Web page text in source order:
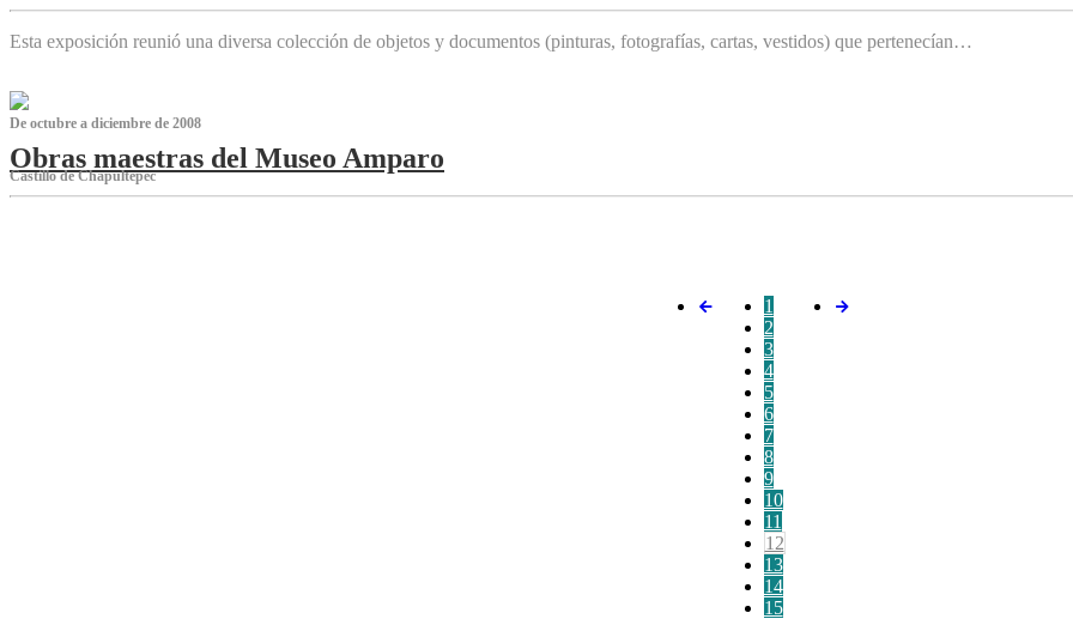
Esta exposición reunió una diversa colección de objetos y documentos (pinturas, fotografías, cartas, vestidos) que pertenecían…
De octubre a diciembre de 2008
Obras maestras del Museo Amparo
Castillo de Chapultepec
1
2
3
4
5
6
7
8
9
10
11
12
13
14
15